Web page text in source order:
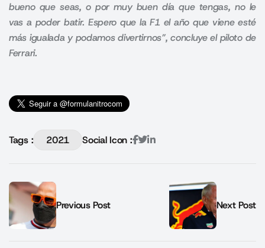
bueno que seas, o por muy buen día que tengas, no le
vas a poder batir. Espero que la F1 el año que viene esté
más igualada y podamos divertirnos”, concluye el piloto de
Ferrari.
Tags : 2021 Social Icon :
Previous Post Next Post